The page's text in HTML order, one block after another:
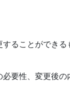
ることができる
要性、変更後